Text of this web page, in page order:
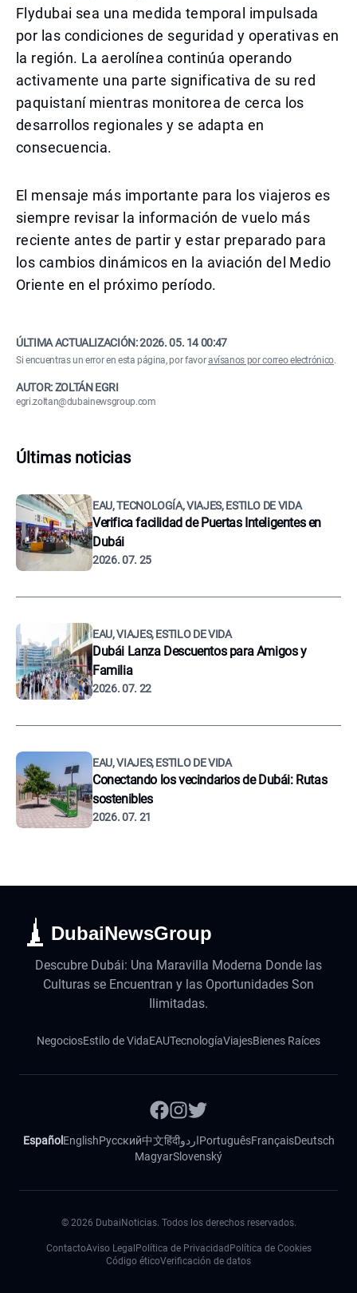
Flydubai sea una medida temporal impulsada
por las condiciones de seguridad y operativas en
la región. La aerolínea continúa operando
activamente una parte significativa de su red
paquistaní mientras monitorea de cerca los
desarrollos regionales y se adapta en
consecuencia.
El mensaje más importante para los viajeros es
siempre revisar la información de vuelo más
reciente antes de partir y estar preparado para
los cambios dinámicos en la aviación del Medio
Oriente en el próximo período.
ÚLTIMA ACTUALIZACIÓN:2026. 05. 14 00:47
Si encuentras un error en esta página, por favoravísanos por correo electrónico.
AUTOR: ZOLTÁN EGRI
egri.zoltan@dubainewsgroup.com
Últimas noticias
EAU, TECNOLOGÍA, VIAJES, ESTILO DE VIDA
Verifica facilidad de Puertas Inteligentes en
Dubái
2026. 07. 25
EAU, VIAJES, ESTILO DE VIDA
Dubái Lanza Descuentos para Amigos y
Familia
2026. 07. 22
EAU, VIAJES, ESTILO DE VIDA
Conectando los vecindarios de Dubái: Rutas
sostenibles
2026. 07. 21
DubaiNewsGroup
Descubre Dubái: Una Maravilla Moderna Donde las
Culturas se Encuentran y las Oportunidades Son
Ilimitadas.
NegociosEstilo de VidaEAUTecnologíaViajesBienes Raíces
Español EnglishРусский中文हिंदीاردوPortuguêsFrançaisDeutsch
MagyarSlovenský
© 2026 DubaiNoticias. Todos los derechos reservados.
ContactoAviso Legal Política de Privacidad Política de Cookies
Código éticoVerificación de datos